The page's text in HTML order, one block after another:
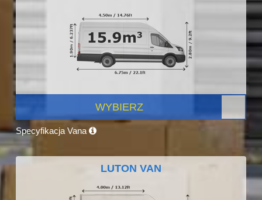
WYBIERZ
Specyfikacja Vana
LUTON VAN